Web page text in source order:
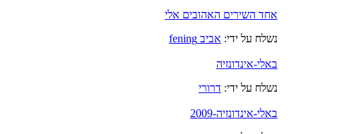
אחד השירים האהובים אלי
נשלח על ידי: אביב fening
באלי-אינדונזיה
נשלח על ידי: דרורי
באלי-אינדונזיה-2009